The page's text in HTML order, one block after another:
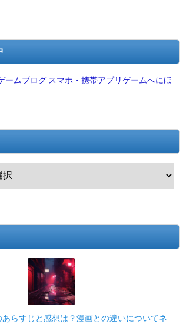
にほ
らすじと感想は？漫画との違いについてネ